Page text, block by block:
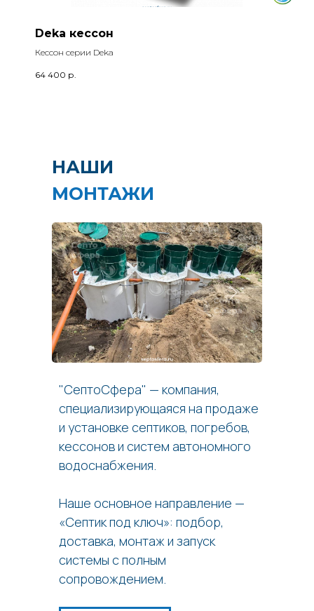
Deka кессон
Кессон серии Deka
64 400 р.
НАШИ
МОНТАЖИ
"СептоСфера" — компания,
специализирующаяся на продаже
и установке септиков, погребов,
кессонов и систем автономного
водоснабжения.
Наше основное направление —
«Септик под ключ»: подбор,
доставка, монтаж и запуск
системы с полным
сопровождением.